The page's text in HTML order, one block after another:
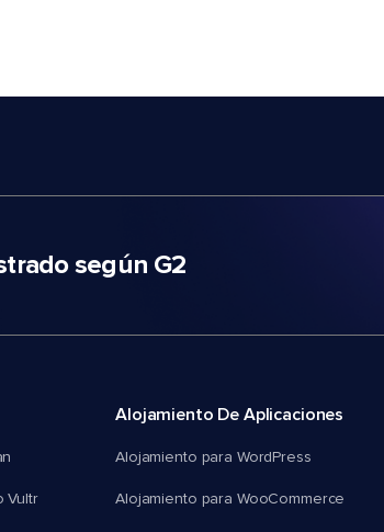
según G2
Vultr
Alojamiento De Aplicaciones
Alojamiento para WordPress
Alojamiento para WooCommerce